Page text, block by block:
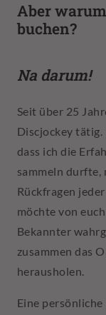
Aber
buchen?
Na darum!
Seit über 25
Discjockey
dass ich die
sammeln durfte,
Rückfragen
möchte von
Bekannter
zusammen das
herausholen.
Eine